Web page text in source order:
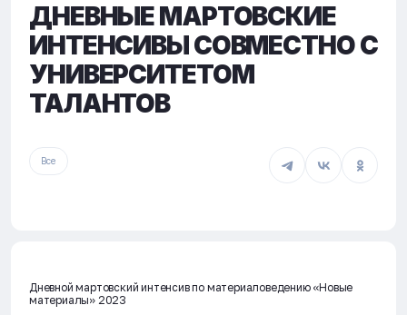
ДНЕВНЫЕ МАРТОВСКИЕ
ИНТЕНСИВЫ СОВМЕСТНО С
УНИВЕРСИТЕТОМ
ТАЛАНТОВ
Все
Дневной мартовский интенсив по материаловедению «Новые
материалы» 2023